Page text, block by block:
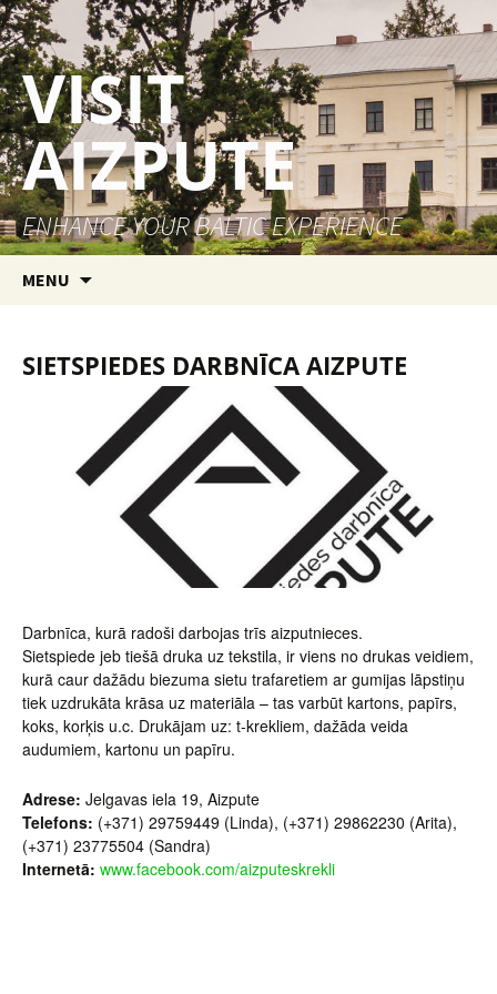
VISIT
AIZPUTE
ENHANCE YOUR BALTIC EXPERIENCE
MENU
SIETSPIEDES DARBNĪCA AIZPUTE
Darbnīca, kurā radoši darbojas trīs aizputnieces.
Sietspiede jeb tiešā druka uz tekstila, ir viens no drukas veidiem,
kurā caur dažādu biezuma sietu trafaretiem ar gumijas lāpstiņu
tiek uzdrukāta krāsa uz materiāla – tas varbūt kartons, papīrs,
koks, korķis u.c. Drukājam uz: t-krekliem, dažāda veida
audumiem, kartonu un papīru.
Adrese: Jelgavas iela 19, Aizpute
Telefons: (+371) 29759449 (Linda), (+371) 29862230 (Arita),
(+371) 23775504 (Sandra)
Internetā: www.facebook.com/aizputeskrekli